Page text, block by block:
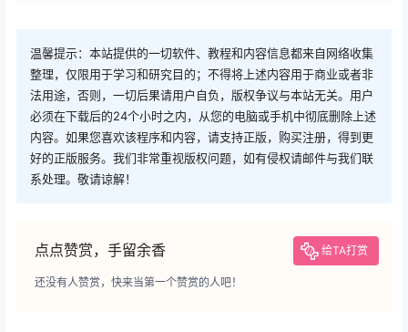
温馨提示：本站提供的一切软件、教程和内容信息都来自网络收集
整理，仅限用于学习和研究目的；不得将上述内容用于商业或者非
法用途，否则，一切后果请用户自负，版权争议与本站无关。用户
必须在下载后的24个小时之内，从您的电脑或手机中彻底删除上述
内容。如果您喜欢该程序和内容，请支持正版，购买注册，得到更
好的正版服务。我们非常重视版权问题，如有侵权请邮件与我们联
系处理。敬请谅解！
点点赞赏，手留余香 给TA打赏
还没有人赞赏，快来当第一个赞赏的人吧！